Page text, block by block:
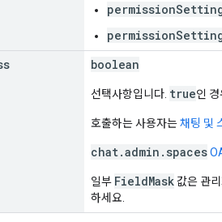
boolean
선택사항입니다. true인
호출하는 사용자는채팅 및
chat.admin.spaces
일부 FieldMask값은 관
하세요.